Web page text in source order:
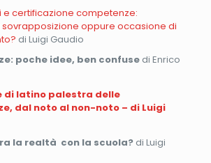
e certificazione competenze:
oppure occasione di
di Luigi Gaudio
poche idee, ben confusedi Enrico
di latino palestra delle
dal noto al non-noto – di Luigi
la realtà con la scuola?di Luigi